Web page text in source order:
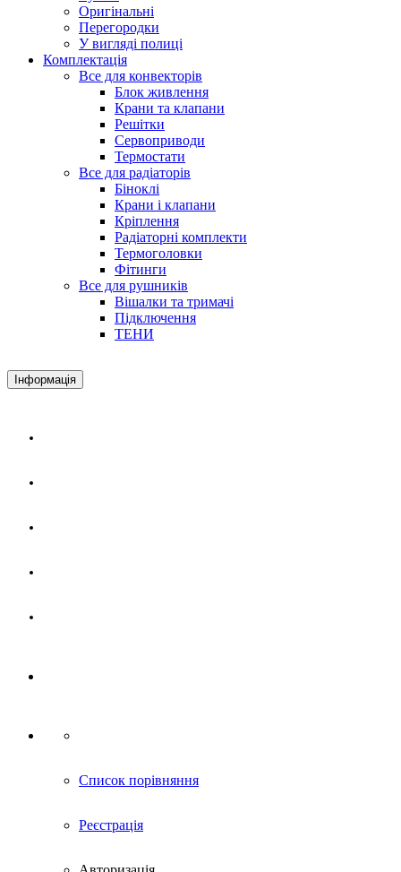
Оригінальні
Перегородки
У вигляді полиці
Комплектація
Все для конвекторів
Блок живлення
Крани та клапани
Решітки
Сервоприводи
Термостати
Все для радіаторів
Біноклі
Крани і клапани
Кріплення
Радіаторні комплекти
Термоголовки
Фітинги
Все для рушників
Вішалки та тримачі
Підключення
ТЕНИ
Інформація
Список порівняння
Реєстрація